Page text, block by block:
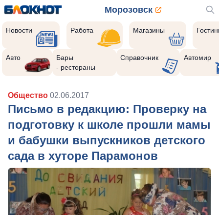
Морозовск
Новости Работа Магазины
Авто
Бары
- рестораны
Справочник Автомир
Общество 02.06.2017
Письмо в редакцию: Проверку на
подготовку к школе прошли мамы
и бабушки выпускников детского
сада в хуторе Парамонов